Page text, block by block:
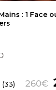
: 1 Face
260€
(33)